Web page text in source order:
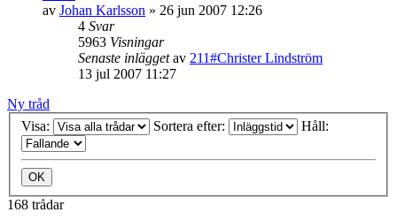
av Johan Karlsson » 26 jun 2007 12:26
4 Svar
5963 Visningar
Senaste inläggetav 211#Christer Lindström
13 jul 2007 11:27
Ny tråd
Visa:
Sortera efter: Håll:
168 trådar